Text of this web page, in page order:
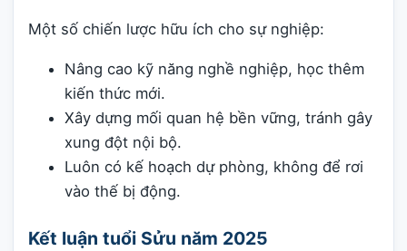
Một số chiến lược hữu ích cho sự nghiệp:
Nâng cao kỹ năng nghề nghiệp, học thêm
kiến thức mới.
Xây dựng mối quan hệ bền vững, tránh gây
xung đột nội bộ.
Luôn có kế hoạch dự phòng, không để rơi
vào thế bị động.
Kết luận tuổi Sửu năm 2025